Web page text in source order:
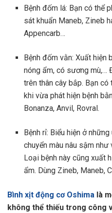
Bệnh đốm lá: Bạn có thể
sát khuẩn Maneb, Zineb
Appencarb…
Bệnh đốm vằn: Xuất hiện
nóng ẩm, có sương mù,…
trên thân cây bắp. Bạn
khi vừa phát hiện bệnh
Bonanza, Anvil, Rovral.
Bệnh rỉ: Biểu hiện ở
chuyển màu nâu sậm
Loại bệnh này cũng xuất
ẩm. Dùng Zineb, Maneb,
Bình xịt động cơ Oshima là
không thể thiếu trong công